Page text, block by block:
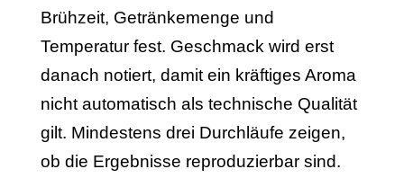
Brühzeit, Getränkemenge und
Temperatur fest. Geschmack wird erst
danach notiert, damit ein kräftiges Aroma
nicht automatisch als technische Qualität
gilt. Mindestens drei Durchläufe zeigen,
ob die Ergebnisse reproduzierbar sind.